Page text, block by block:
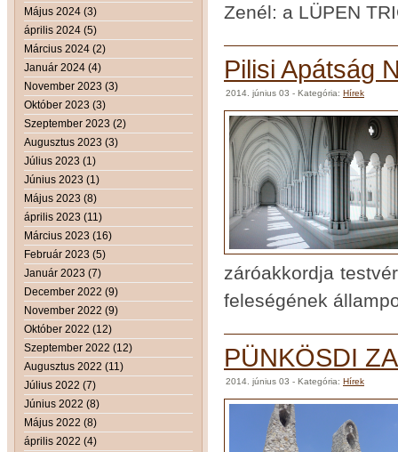
Május 2024 (3)
április 2024 (5)
Március 2024 (2)
Január 2024 (4)
November 2023 (3)
Október 2023 (3)
Szeptember 2023 (2)
Augusztus 2023 (3)
Július 2023 (1)
Június 2023 (1)
Május 2023 (8)
április 2023 (11)
Március 2023 (16)
Február 2023 (5)
Január 2023 (7)
December 2022 (9)
November 2022 (9)
Október 2022 (12)
Szeptember 2022 (12)
Augusztus 2022 (11)
Július 2022 (7)
Június 2022 (8)
Május 2022 (8)
április 2022 (4)
Zenél: a LÜPEN
Pilisi Apátság
2014. június 03 - Kategória: Hírek
záróakkordja
feleségének
PÜNKÖSDI
2014. június 03 - Kategória: Hírek